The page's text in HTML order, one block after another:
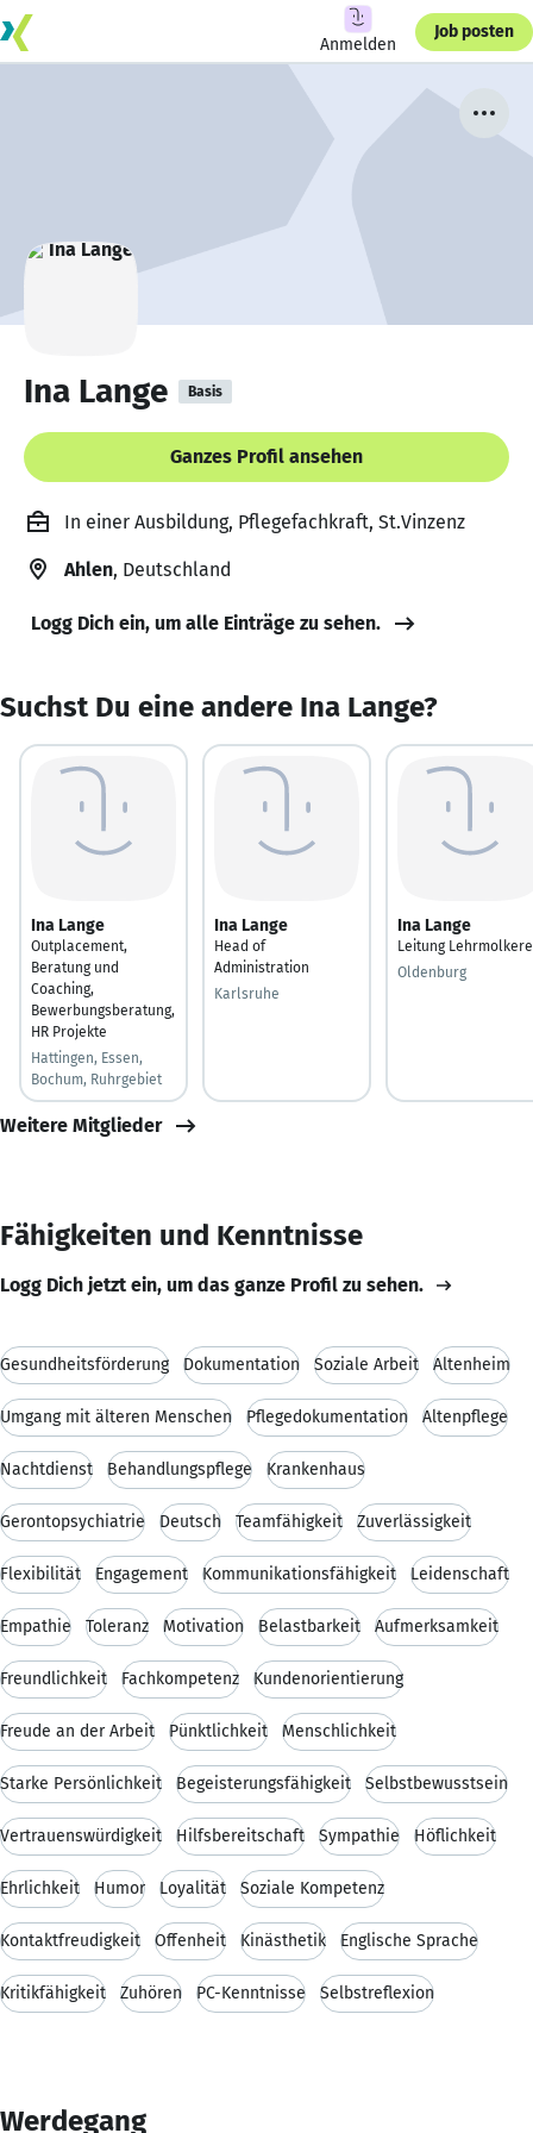
Anmelden
Job posten
Ina Lange Basis
Ganzes Profil ansehen
In einer Ausbildung, Pflegefachkraft, St.Vinzenz
Ahlen, Deutschland
Logg Dich ein, um alle Einträge zu sehen.
Suchst Du eine andere Ina Lange?
Ina Lange
Outplacement,
Beratung und
Coaching,
Bewerbungsberatung,
HR Projekte
Hattingen, Essen,
Bochum, Ruhrgebiet
Ina Lange
Head of
Administration
Karlsruhe
Ina Lange
Leitung
Oldenburg
Weitere Mitglieder
Fähigkeiten und Kenntnisse
Logg Dich jetzt ein, um das ganze Profil zu sehen.
Gesundheitsförderung Dokumentation Soziale Arbeit Altenheim
Umgang mit älteren Menschen Pflegedokumentation Altenpflege
Nachtdienst Behandlungspflege Krankenhaus
Gerontopsychiatrie Deutsch Teamfähigkeit Zuverlässigkeit
Flexibilität Engagement Kommunikationsfähigkeit Leidenschaft
Empathie Toleranz Motivation Belastbarkeit Aufmerksamkeit
Freundlichkeit Fachkompetenz Kundenorientierung
Freude an der Arbeit Pünktlichkeit Menschlichkeit
Starke Persönlichkeit Begeisterungsfähigkeit Selbstbewusstsein
Vertrauenswürdigkeit Hilfsbereitschaft Sympathie Höflichkeit
Ehrlichkeit Humor Loyalität Soziale Kompetenz
Kontaktfreudigkeit Offenheit Kinästhetik Englische Sprache
Kritikfähigkeit Zuhören PC-Kenntnisse Selbstreflexion
Werdegang